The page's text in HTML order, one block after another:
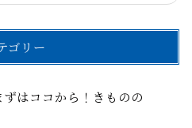
ゴリー
はココから！きものの